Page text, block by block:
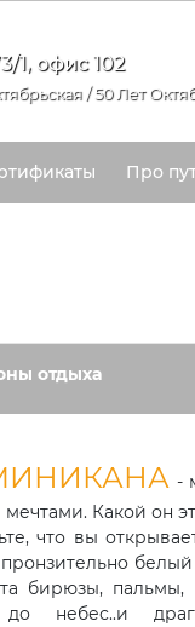
1, офис 102
/ 50 Лет
Про
отдыха
-
Какой он
что вы
пронзительно
бирюзы, пальмы,
небес..и